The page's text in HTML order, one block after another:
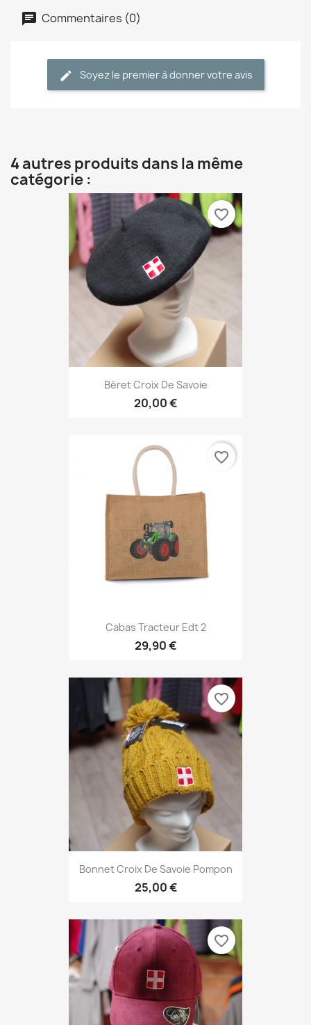
Commentaires (0)
Soyez le premier à donner votre avis
4 autres produits dans la même
catégorie :
Béret Croix De Savoie
20,00 €
favorite_border
Cabas Tracteur Edt 2
29,90 €
favorite_border
Bonnet Croix De Savoie Pompon
25,00 €
favorite_border
favorite_border